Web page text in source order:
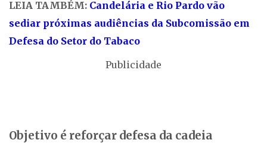
LEIA TAMBÉM: Candelária e Rio Pardo vão
sediar próximas audiências da Subcomissão em
Defesa do Setor do Tabaco
Publicidade
Objetivo é reforçar defesa da cadeia